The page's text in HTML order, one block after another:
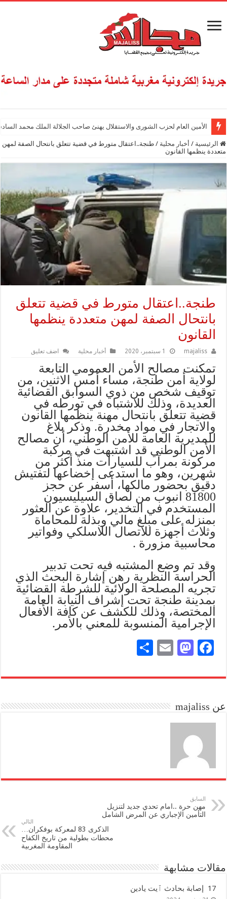
الأمين العام لحزب الشورى والاستقلال يهنئ صاحب الجلالة الملك محمد
الرئيسية / أخبار محلية / طنجة..اعتقال متورط في قضية تتعلق بانتحال الصفة لمهن
متعددة ينظمها القانون
طنجة..اعتقال متورط في قضية تتعلق
بانتحال الصفة لمهن متعددة ينظمها
القانون
majaliss 1 سبتمبر، 2020 أخبار محلية اضف تعليق
تمكنت مصالح الأمن العمومي التابعة
لولاية أمن طنجة، مساء أمس الاثنين، من
توقيف شخص من ذوي السوابق القضائية
العديدة، وذلك للاشتباه في تورطه في
قضية تتعلق بانتحال مهنة ينظمها القانون
والاتجار في مواد مخدرة. وذكر بلاغ
للمديرية العامة للأمن الوطني، أن مصالح
الأمن الوطني قد اشتبهت في مركبة
مركونة بمرآب للسيارات منذ أكثر من
شهرين، وهو ما استدعى إخضاعها لتفتيش
دقيق بحضور مالكها، أسفر عن حجز
81800 انبوب من لصاق السيليسيون
المستخدم في التخدير، علاوة عن العثور
بمنزله على مبلغ مالي وبذلة للمحاماة
وثلاث أجهزة للاتصال اللاسلكي وفواتير
محاسبية مزورة .
وقد تم وضع المشتبه فيه تحت تدبير
الحراسة النظرية رهن إشارة البحث الذي
تجريه المصلحة الولائية للشرطة القضائية
بمدينة طنجة تحت إشراف النيابة العامة
المختصة، وذلك للكشف عن كافة الأفعال
الإجرامية المنسوبة للمعني بالأمر.
Fa
bo
M
to
n
E
ail
re
عن majaliss
السابق
مهن حرة ..امام تحدي جديد لتنزيل
التأمين الإجباري عن المرض الشامل
التالي
الذكرى 83 لمعركة بوفكران…
محطات بطولية من تاريخ الكفاح
المقاومة المغربية
مقالات مشابهة
17 إصابة بحادث ٱيت يادين